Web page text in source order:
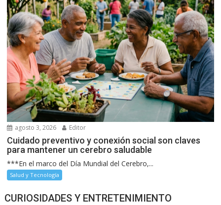
agosto 3, 2026 Editor
Cuidado preventivo y conexión social son claves
para mantener un cerebro saludable
***En el marco del Día Mundial del Cerebro,...
Salud y Tecnología
CURIOSIDADES Y ENTRETENIMIENTO